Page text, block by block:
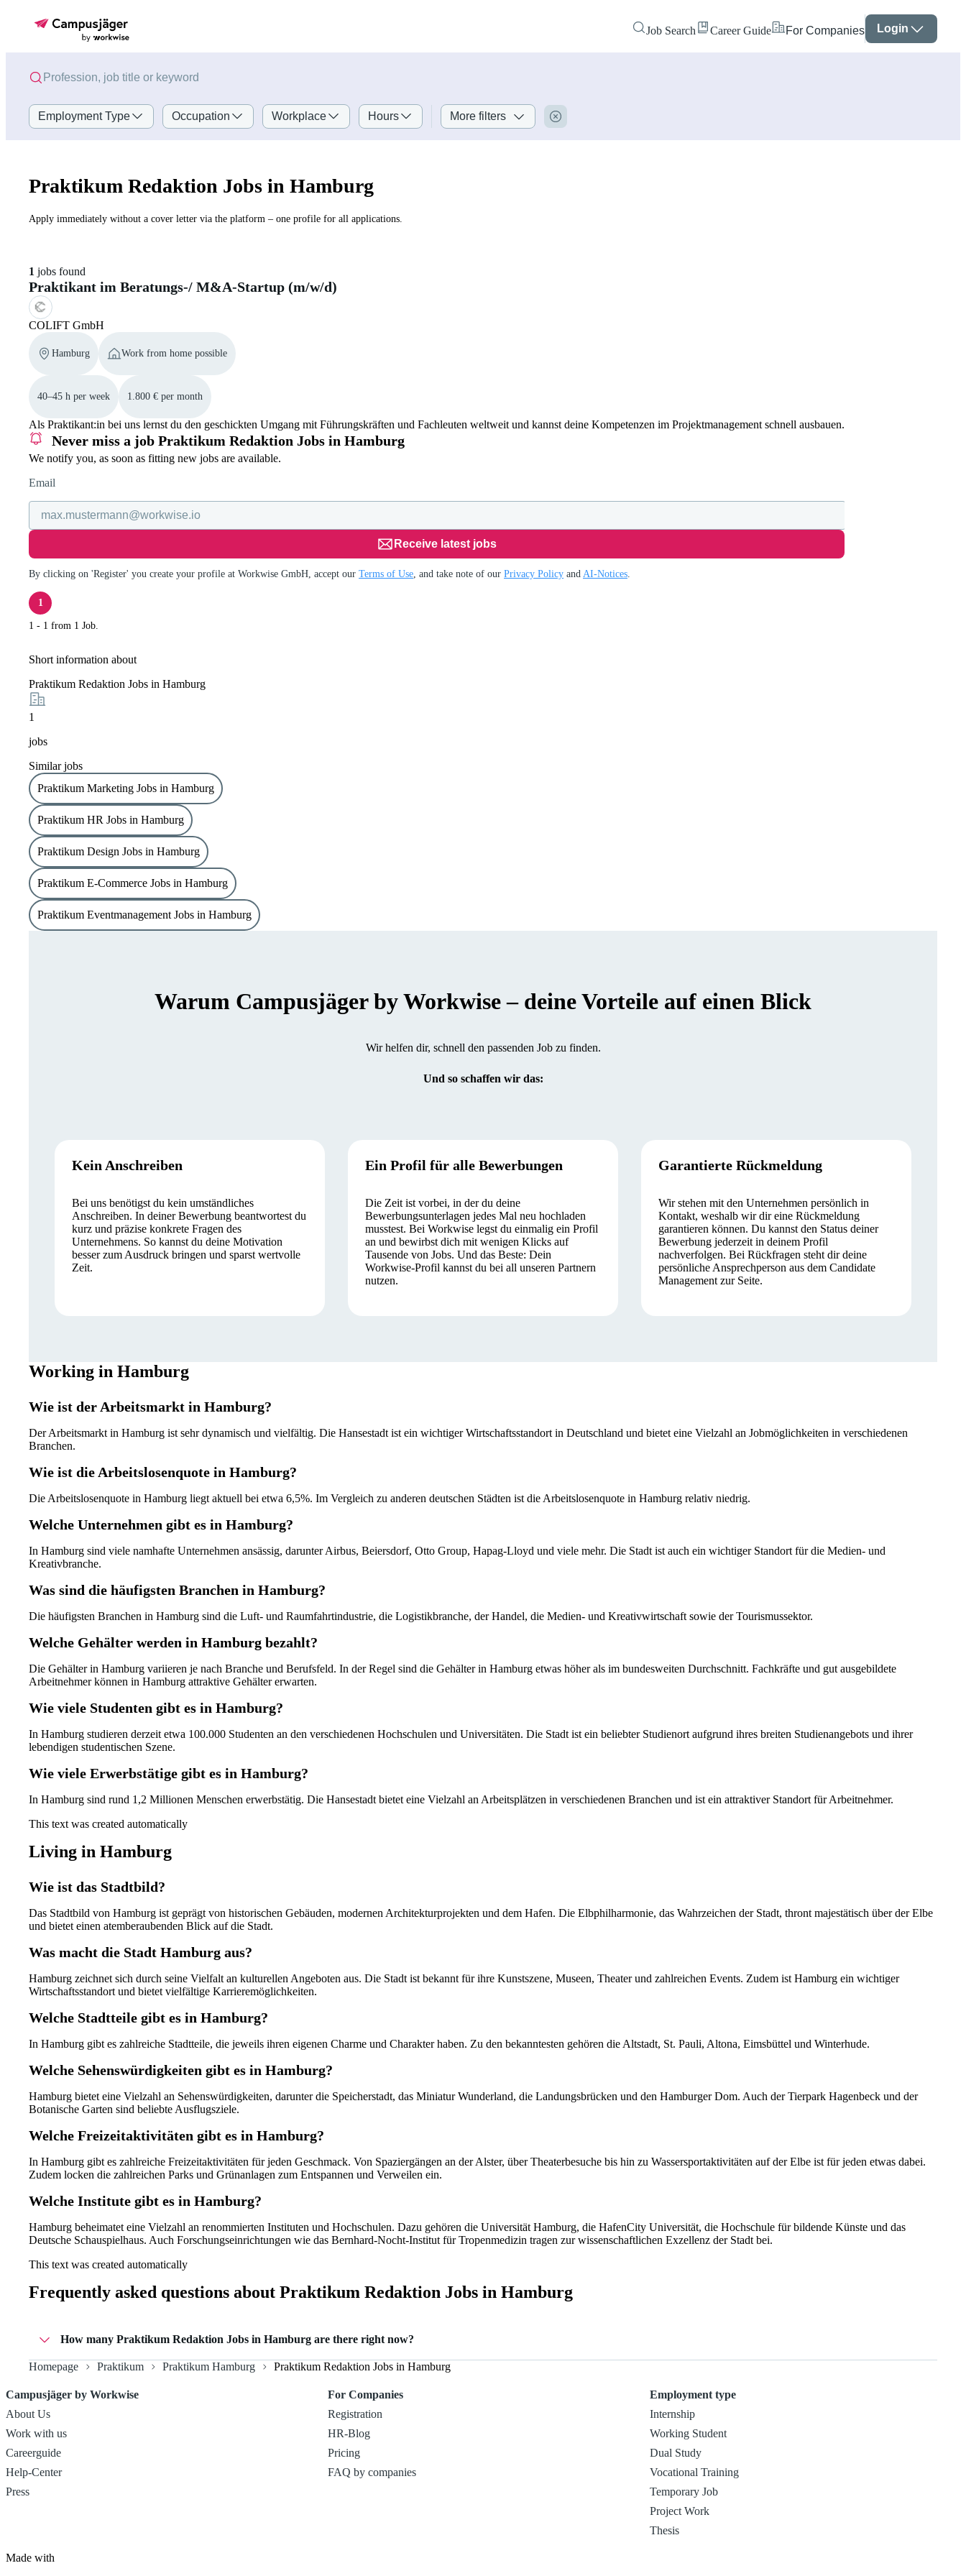
Job Search Career Guide For Companies Login
Employment Type Occupation Workplace Hours More filters
Praktikum Redaktion Jobs in Hamburg
Apply immediately without a cover letter via the platform – one profile for all applications.
1 jobs found
Praktikant im Beratungs-/ M&A-Startup (m/w/d)
COLIFT GmbH
Hamburg Work from home possible
40–45 h per week 1.800 € per month
Als Praktikant:in bei uns lernst du den geschickten Umgang mit Führungskräften und Fachleuten weltweit und kannst deine Kompetenzen im Projektmanagement schnell ausbauen.
Never miss a job Praktikum Redaktion Jobs in Hamburg
We notify you, as soon as fitting new jobs are available.
Email
Receive latest jobs
By clicking on 'Register' you create your profile at Workwise GmbH, accept ourTerms of Use , and take note of ourPrivacy Policy and AI-Notices
1
1 - 1 from 1 Job.
Short information about
Praktikum Redaktion Jobs in Hamburg
1
jobs
Similar jobs
Praktikum Marketing Jobs in Hamburg
Praktikum HR Jobs in Hamburg
Praktikum Design Jobs in Hamburg
Praktikum E-Commerce Jobs in Hamburg
Praktikum Eventmanagement Jobs in Hamburg
Warum Campusjäger by Workwise – deine Vorteile auf einen Blick
Wir helfen dir, schnell den passenden Job zu finden.
Und so schaffen wir das:
Kein Anschreiben
Bei uns benötigst du kein umständliches
Anschreiben. In deiner Bewerbung beantwortest du
kurz und präzise konkrete Fragen des
Unternehmens. So kannst du deine Motivation
besser zum Ausdruck bringen und sparst wertvolle
Zeit.
Ein Profil für alle Bewerbungen
Die Zeit ist vorbei, in der du deine
Bewerbungsunterlagen jedes Mal neu hochladen
musstest. Bei Workwise legst du einmalig ein Profil
an und bewirbst dich mit wenigen Klicks auf
Tausende von Jobs. Und das Beste: Dein
Workwise-Profil kannst du bei all unseren Partnern
nutzen.
Garantierte Rückmeldung
Wir stehen mit den Unternehmen persönlich in
Kontakt, weshalb wir dir eine Rückmeldung
garantieren können. Du kannst den Status deiner
Bewerbung jederzeit in deinem Profil
nachverfolgen. Bei Rückfragen steht dir deine
persönliche Ansprechperson aus dem Candidate
Management zur Seite.
Working in Hamburg
Wie ist der Arbeitsmarkt in Hamburg?
Der Arbeitsmarkt in Hamburg ist sehr dynamisch und vielfältig. Die Hansestadt ist ein wichtiger Wirtschaftsstandort in Deutschland und bietet eine Vielzahl an Jobmöglichkeiten in verschiedenen
Branchen.
Wie ist die Arbeitslosenquote in Hamburg?
Die Arbeitslosenquote in Hamburg liegt aktuell bei etwa 6,5%. Im Vergleich zu anderen deutschen Städten ist die Arbeitslosenquote in Hamburg relativ niedrig.
Welche Unternehmen gibt es in Hamburg?
In Hamburg sind viele namhafte Unternehmen ansässig, darunter Airbus, Beiersdorf, Otto Group, Hapag-Lloyd und viele mehr. Die Stadt ist auch ein wichtiger Standort für die Medien- und
Kreativbranche.
Was sind die häufigsten Branchen in Hamburg?
Die häufigsten Branchen in Hamburg sind die Luft- und Raumfahrtindustrie, die Logistikbranche, der Handel, die Medien- und Kreativwirtschaft sowie der Tourismussektor.
Welche Gehälter werden in Hamburg bezahlt?
Die Gehälter in Hamburg variieren je nach Branche und Berufsfeld. In der Regel sind die Gehälter in Hamburg etwas höher als im bundesweiten Durchschnitt. Fachkräfte und gut ausgebildete
Arbeitnehmer können in Hamburg attraktive Gehälter erwarten.
Wie viele Studenten gibt es in Hamburg?
In Hamburg studieren derzeit etwa 100.000 Studenten an den verschiedenen Hochschulen und Universitäten. Die Stadt ist ein beliebter Studienort aufgrund ihres breiten Studienangebots und ihrer
lebendigen studentischen Szene.
Wie viele Erwerbstätige gibt es in Hamburg?
In Hamburg sind rund 1,2 Millionen Menschen erwerbstätig. Die Hansestadt bietet eine Vielzahl an Arbeitsplätzen in verschiedenen Branchen und ist ein attraktiver Standort für Arbeitnehmer.
This text was created automatically
Living in Hamburg
Wie ist das Stadtbild?
Das Stadtbild von Hamburg ist geprägt von historischen Gebäuden, modernen Architekturprojekten und dem Hafen. Die Elbphilharmonie, das Wahrzeichen der Stadt, thront majestätisch über der Elbe
und bietet einen atemberaubenden Blick auf die Stadt.
Was macht die Stadt Hamburg aus?
Hamburg zeichnet sich durch seine Vielfalt an kulturellen Angeboten aus. Die Stadt ist bekannt für ihre Kunstszene, Museen, Theater und zahlreichen Events. Zudem ist Hamburg ein wichtiger
Wirtschaftsstandort und bietet vielfältige Karrieremöglichkeiten.
Welche Stadtteile gibt es in Hamburg?
In Hamburg gibt es zahlreiche Stadtteile, die jeweils ihren eigenen Charme und Charakter haben. Zu den bekanntesten gehören die Altstadt, St. Pauli, Altona, Eimsbüttel und Winterhude.
Welche Sehenswürdigkeiten gibt es in Hamburg?
Hamburg bietet eine Vielzahl an Sehenswürdigkeiten, darunter die Speicherstadt, das Miniatur Wunderland, die Landungsbrücken und den Hamburger Dom. Auch der Tierpark Hagenbeck und der
Botanische Garten sind beliebte Ausflugsziele.
Welche Freizeitaktivitäten gibt es in Hamburg?
In Hamburg gibt es zahlreiche Freizeitaktivitäten für jeden Geschmack. Von Spaziergängen an der Alster, über Theaterbesuche bis hin zu Wassersportaktivitäten auf der Elbe ist für jeden etwas dabei.
Zudem locken die zahlreichen Parks und Grünanlagen zum Entspannen und Verweilen ein.
Welche Institute gibt es in Hamburg?
Hamburg beheimatet eine Vielzahl an renommierten Instituten und Hochschulen. Dazu gehören die Universität Hamburg, die HafenCity Universität, die Hochschule für bildende Künste und das
Deutsche Schauspielhaus. Auch Forschungseinrichtungen wie das Bernhard-Nocht-Institut für Tropenmedizin tragen zur wissenschaftlichen Exzellenz der Stadt bei.
This text was created automatically
Frequently asked questions about Praktikum Redaktion Jobs in Hamburg
How many Praktikum Redaktion Jobs in Hamburg are there right now?
Currently there are 1 Praktikum Redaktion Jobs in Hamburg.
Homepage Praktikum Praktikum Hamburg Praktikum Redaktion Jobs in Hamburg
Campusjäger by Workwise
About Us
Work with us
Careerguide
Help-Center
Press
For Companies
Registration
HR-Blog
Pricing
FAQ by companies
Employment type
Internship
Working Student
Dual Study
Vocational Training
Temporary Job
Project Work
Thesis
Made with